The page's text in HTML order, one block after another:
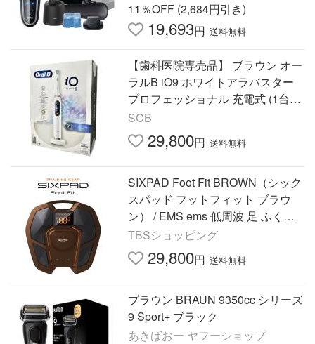
11％OFF (2,684円引き)
19,693円 送料無料
【歯科医院専売品】 ブラウン オー
ラルB iO9 ホワイトアラバスター
プロフェッショナル 充電式 (1台)
電動歯ブラシ
SCB
29,800円 送料無料
SIXPAD Foot Fit BROWN（シック
スパッド フットフィット ブラウ
ン） / EMS ems 低周波 足 ふくら
はぎ 筋肉 トレーニング 【TBSシ
ョッピング】
TBSショッピング
29,800円 送料無料
ブラウン BRAUN 9350cc シリーズ
9 Sport+ ブラック
あきばおー ヤフーショップ